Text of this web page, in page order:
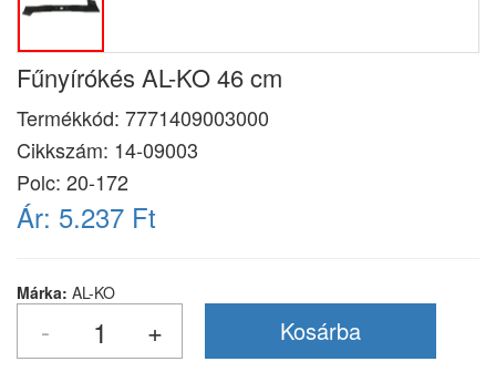
Fűnyírókés AL-KO 46 cm
Termékkód: 7771409003000
Cikkszám: 14-09003
Polc: 20-172
Ár: 5.237 Ft
Márka: AL-KO